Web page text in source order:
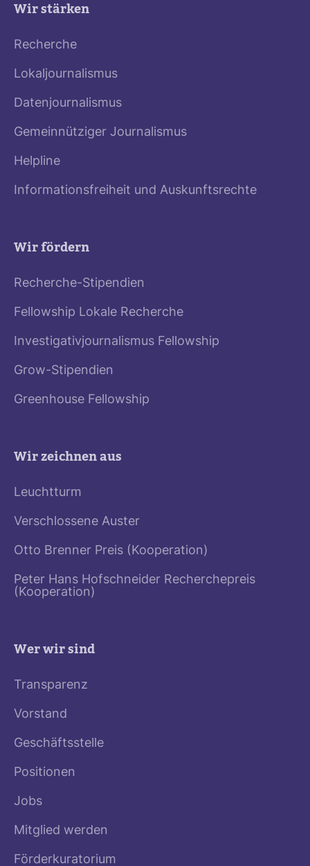
Wir stärken
Recherche
Lokaljournalismus
Datenjournalismus
Gemeinnütziger Journalismus
Helpline
Informationsfreiheit und Auskunftsrechte
Wir fördern
Recherche-Stipendien
Fellowship Lokale Recherche
Investigativjournalismus Fellowship
Grow-Stipendien
Greenhouse Fellowship
Wir zeichnen aus
Leuchtturm
Verschlossene Auster
Otto Brenner Preis (Kooperation)
Peter Hans Hofschneider Recherchepreis
(Kooperation)
Wer wir sind
Transparenz
Vorstand
Geschäftsstelle
Positionen
Jobs
Mitglied werden
Förderkuratorium